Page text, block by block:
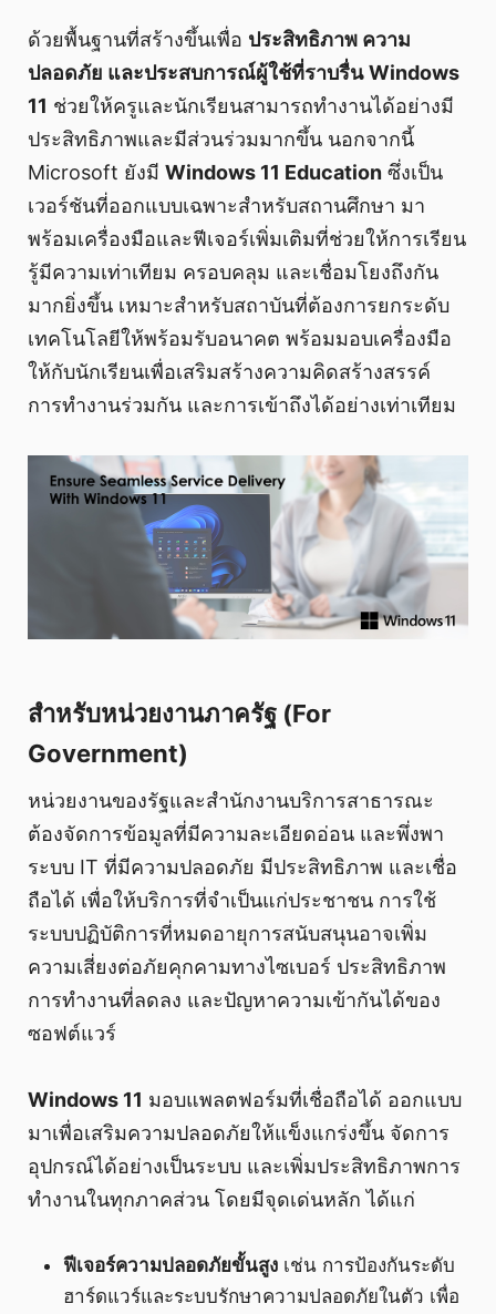
ด้วยพื้นฐานที่สร้างขึ้นเพื่อ ประสิทธิภาพ ความ
ปลอดภัย และประสบการณ์ผู้ใช้ที่ราบรื่น Windows
11 ช่วยให้ครูและนักเรียนสามารถทำงานได้อย่างมี
ประสิทธิภาพและมีส่วนร่วมมากขึ้น นอกจากนี้
Microsoft ยังมี Windows 11 Education ซึ่งเป็น
เวอร์ชันที่ออกแบบเฉพาะสำหรับสถานศึกษา มา
พร้อมเครื่องมือและฟีเจอร์เพิ่มเติมที่ช่วยให้การเรียน
รู้มีความเท่าเทียม ครอบคลุม และเชื่อมโยงถึงกัน
มากยิ่งขึ้น เหมาะสำหรับสถาบันที่ต้องการยกระดับ
เทคโนโลยีให้พร้อมรับอนาคต พร้อมมอบเครื่องมือ
ให้กับนักเรียนเพื่อเสริมสร้างความคิดสร้างสรรค์
การทำงานร่วมกัน และการเข้าถึงได้อย่างเท่าเทียม
สำหรับหน่วยงานภาครัฐ (For
Government)
หน่วยงานของรัฐและสำนักงานบริการสาธารณะ
ต้องจัดการข้อมูลที่มีความละเอียดอ่อน และพึ่งพา
ระบบ IT ที่มีความปลอดภัย มีประสิทธิภาพ และเชื่อ
ถือได้ เพื่อให้บริการที่จำเป็นแก่ประชาชน การใช้
ระบบปฏิบัติการที่หมดอายุการสนับสนุนอาจเพิ่ม
ความเสี่ยงต่อภัยคุกคามทางไซเบอร์ ประสิทธิภาพ
การทำงานที่ลดลง และปัญหาความเข้ากันได้ของ
ซอฟต์แวร์
Windows 11 มอบแพลตฟอร์มที่เชื่อถือได้ ออกแบบ
มาเพื่อเสริมความปลอดภัยให้แข็งแกร่งขึ้น จัดการ
อุปกรณ์ได้อย่างเป็นระบบ และเพิ่มประสิทธิภาพการ
ทำงานในทุกภาคส่วน โดยมีจุดเด่นหลัก ได้แก่
ฟีเจอร์ความปลอดภัยขั้นสูง เช่น การป้องกันระดับ
ฮาร์ดแวร์และระบบรักษาความปลอดภัยในตัว เพื่อ